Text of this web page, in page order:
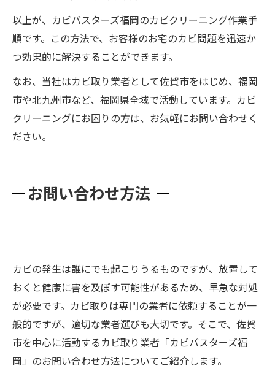
以上が、カビバスターズ福岡のカビクリーニング作業手
順です。この方法で、お客様のお宅のカビ問題を迅速か
つ効果的に解決することができます。
なお、当社はカビ取り業者として佐賀市をはじめ、福岡
市や北九州市など、福岡県全域で活動しています。カビ
クリーニングにお困りの方は、お気軽にお問い合わせく
ださい。
お問い合わせ方法
カビの発生は誰にでも起こりうるものですが、放置して
おくと健康に害を及ぼす可能性があるため、早急な対処
が必要です。カビ取りは専門の業者に依頼することが一
般的ですが、適切な業者選びも大切です。そこで、佐賀
市を中心に活動するカビ取り業者「カビバスターズ福
岡」のお問い合わせ方法についてご紹介します。